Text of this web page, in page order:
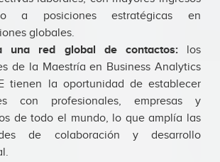
a posiciones estratégicas en
globales.
una red global de contactos: los
de la Maestría en Business Analytics
tienen la oportunidad de establecer
con profesionales, empresas y
de todo el mundo, lo que amplía las
de colaboración y desarrollo